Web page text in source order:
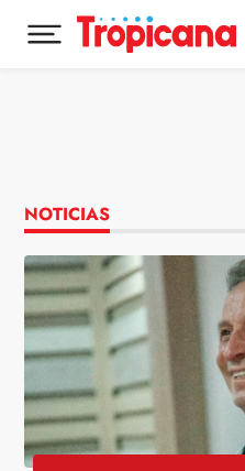
Desplegar menú principal
NOTICIAS